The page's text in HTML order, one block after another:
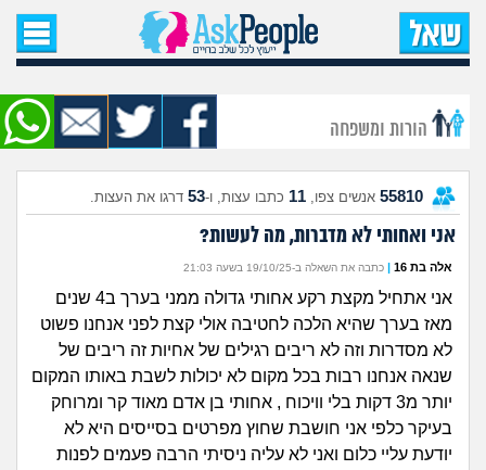
עמוד הבית
שאל שאלה
שאלות חדשות
שאלות שעוררו עניין
עצות חדשות
מה קורה כאן?
מתחם הטיפים
מדורים
הורות ומשפחה
55810 אנשים צפו, 11 כתבו עצות, ו-53 דרגו את העצות.
אני ואחותי לא מדברות, מה לעשות?
אלה בת 16 | כתבה את השאלה ב-19/10/25 בשעה 21:03
אני אתחיל מקצת רקע אחותי גדולה ממני בערך ב4 שנים
מאז בערך שהיא הלכה לחטיבה אולי קצת לפני אנחנו פשוט
לא מסדרות וזה לא ריבים רגילים של אחיות זה ריבים של
שנאה אנחנו רבות בכל מקום לא יכולות לשבת באותו המקום
יותר מ3 דקות בלי וויכוח , אחותי בן אדם מאוד קר ומרוחק
בעיקר כלפי אני חושבת שחוץ מפרטים בסייסים היא לא
יודעת עליי כלום ואני לא עליה ניסיתי הרבה פעמים לפנות